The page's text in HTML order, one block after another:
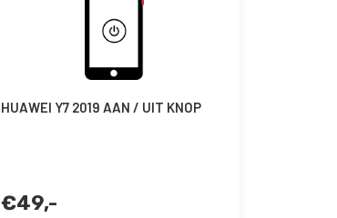
HUAWEI Y7 2019 AAN / UIT KNOP
€49,-